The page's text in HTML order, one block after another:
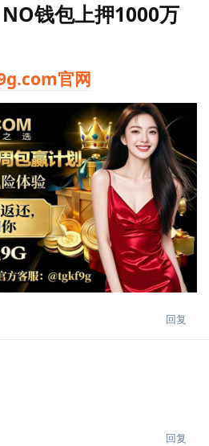
钱包上押1000万
官网
回复
回复